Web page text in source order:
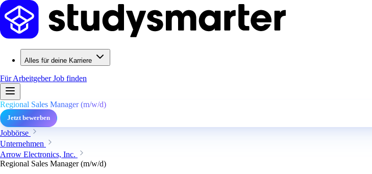
Alles für deine Karriere
Für ArbeitgeberJob finden
Regional Sales Manager (m/w/d)
Jetzt bewerben
Jobbörse
Unternehmen
Arrow Electronics, Inc.
Regional Sales Manager (m/w/d)